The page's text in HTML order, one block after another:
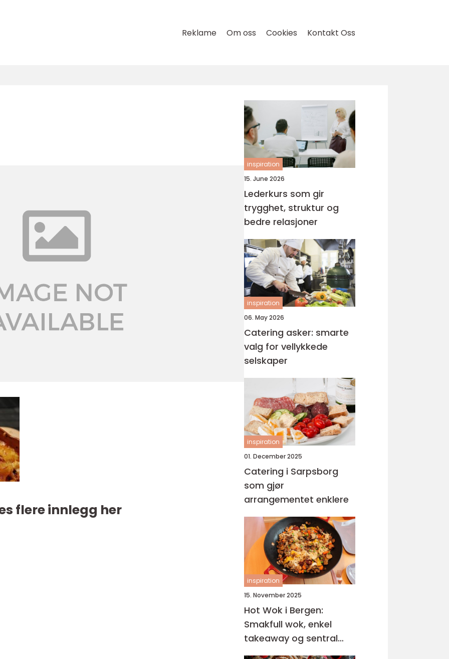
Reklame Om oss Cookies Kontakt Oss
flere innlegg her
inspiration
15. June 2026
Lederkurs som gir
trygghet, struktur og
bedre relasjoner
inspiration
06. May 2026
Catering asker: smarte
valg for vellykkede
selskaper
inspiration
01. December 2025
Catering i Sarpsborg
som gjør
arrangementet enklere
inspiration
15. November 2025
Hot Wok i Bergen:
Smakfull wok, enkel
takeaway og sentral
beliggenhet